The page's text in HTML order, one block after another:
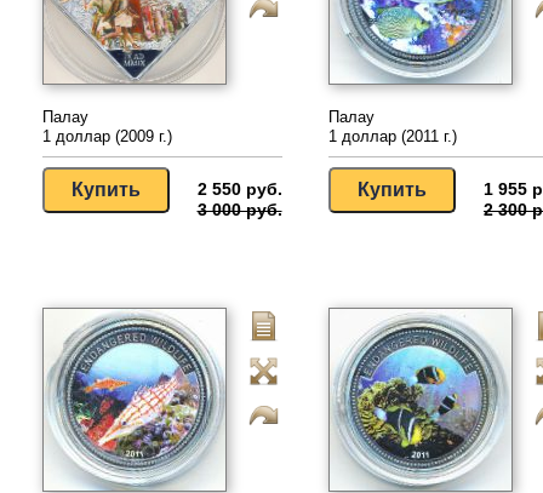
Палау
1 доллар (2009 г.)
2 550 руб.
3 000 руб.
Палау
1 доллар (2011 г.)
1 955
2 300